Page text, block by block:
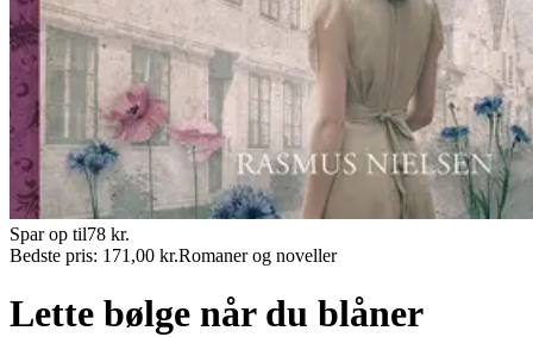
Spar op til78 kr.
Bedste pris: 171,00 kr.Romaner og noveller
Lette bølge når du blåner